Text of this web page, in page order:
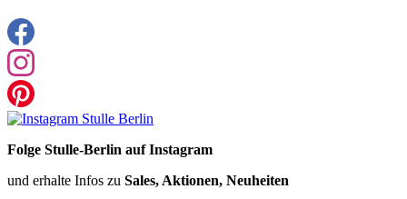
Folge Stulle-Berlin auf Instagram
und erhalte Infos zu Sales, Aktionen, Neuheiten